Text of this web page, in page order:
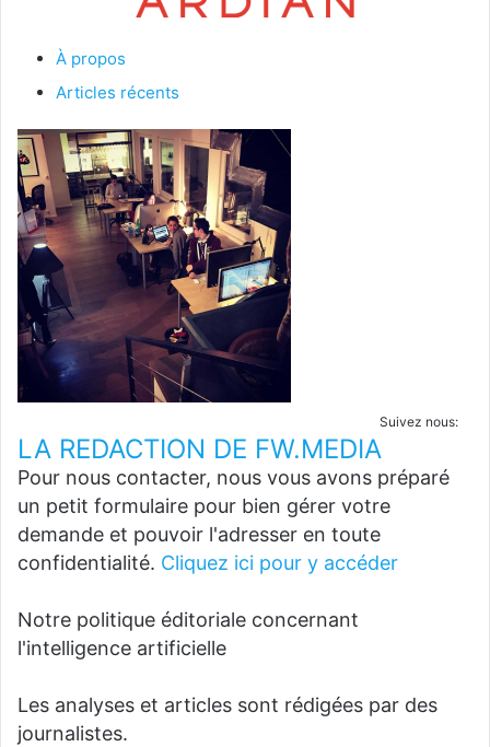
À propos
Articles récents
Suivez nous:
LA REDACTION DE FW.MEDIA
Pour nous contacter, nous vous avons préparé
un petit formulaire pour bien gérer votre
demande et pouvoir l'adresser en toute
confidentialité. Cliquez ici pour y accéder
Notre politique éditoriale concernant
l'intelligence artificielle
Les analyses et articles sont rédigées par des
journalistes.